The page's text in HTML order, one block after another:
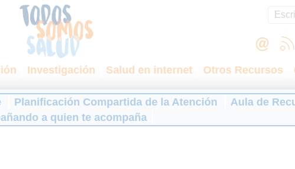
Investigación Salud en internet Otros Recursos
Planificación Compartida de la Atención
Aula de
a quien te acompaña